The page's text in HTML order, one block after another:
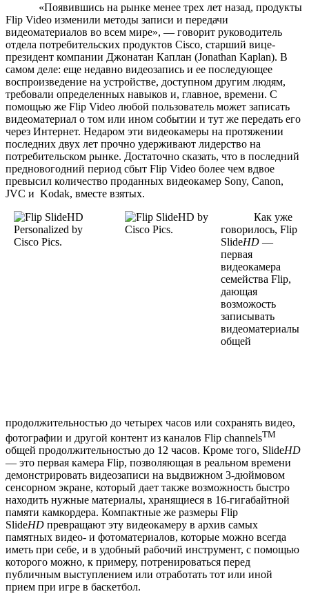
«Появившись на рынке менее трех лет назад, продукты
Flip Video изменили методы записи и передачи
видеоматериалов во всем мире», — говорит руководитель
отдела потребительских продуктов Cisco, старший вице-
президент компании Джонатан Каплан (Jonathan Kaplan). В
самом деле: еще недавно видеозапись и ее последующее
воспроизведение на устройстве, доступном другим людям,
требовали определенных навыков и, главное, времени. С
помощью же Flip Video любой пользователь может записать
видеоматериал о том или ином событии и тут же передать его
через Интернет. Недаром эти видеокамеры на протяжении
последних двух лет прочно удерживают лидерство на
потребительском рынке. Достаточно сказать, что в последний
предновогодний период сбыт Flip Video более чем вдвое
превысил количество проданных видеокамер Sony, Canon,
JVC и Kodak, вместе взятых.
Как уже
говорилось, Flip
SlideHD —
первая
видеокамера
семейства Flip,
дающая
возможость
записывать
видеоматериалы
общей
продолжительностью до четырех часов или сохранять видео,
фотографии и другой контент из каналов Flip channelsTM
общей продолжительностью до 12 часов. Кроме того, SlideHD
— это первая камера Flip, позволяющая в реальном времени
демонстрировать видеозаписи на выдвижном 3-дюймовом
сенсорном экране, который дает также возможность быстро
находить нужные материалы, хранящиеся в 16-гигабайтной
памяти камкордера. Компактные же размеры Flip
SlideHD превращают эту видеокамеру в архив самых
памятных видео- и фотоматериалов, которые можно всегда
иметь при себе, и в удобный рабочий инструмент, с помощью
которого можно, к примеру, потренироваться перед
публичным выступлением или отработать тот или иной
прием при игре в баскетбол.